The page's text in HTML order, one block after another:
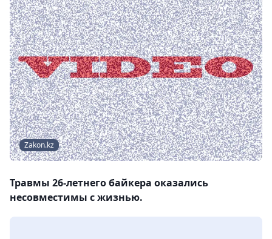
Zakon.kz
Травмы 26-летнего байкера оказались
несовместимы с жизнью.